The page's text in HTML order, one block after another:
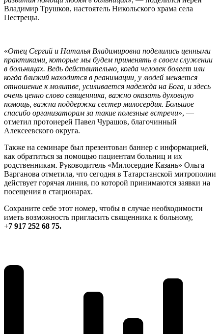
Владимир Трушков, настоятель Никольского храма села
Пестрецы.
«Отец Сергий и Наталья Владимировна поделились ценными
практиками, которые мы будем применять в своем служении
в больницах. Ведь действительно, когда человек болеет или
когда близкий находится в реанимации, у людей меняется
отношение к молитве, усиливается надежда на Бога, и здесь
очень ценно слово священника, важно оказать духовную
помощь, важна поддержка сестер милосердия. Большое
спасибо организаторам за такие полезные встречи», —
отметил протоиерей Павел Чурашов, благочинный
Алексеевского округа.
Также на семинаре был презентован баннер с информацией,
как обратиться за помощью пациентам больниц и их
родственникам. Руководитель «Милосердие Казань» Ольга
Варганова отметила, что сегодня в Татарстанской митрополии
действует горячая линия, по которой принимаются заявки на
посещения в стационарах.
Сохраните себе этот номер, чтобы в случае необходимости
иметь возможность пригласить священника к больному,
+7 917 252 68 75.